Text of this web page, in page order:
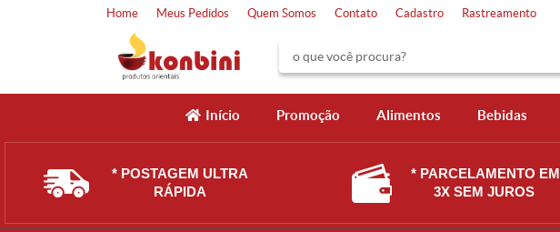
Home Meus Pedidos Quem Somos Contato Cadastro Rastreamento
Início Promoção Alimentos Bebidas
* POSTAGEM ULTRA
RÁPIDA
* PARCELAMENTO EM
3X SEM JUROS